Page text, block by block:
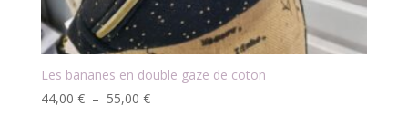
Les bananes en double gaze de coton
44,00 € – 55,00 €Plage